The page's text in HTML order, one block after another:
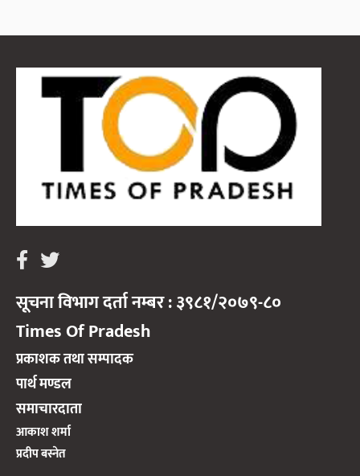
सूचना विभाग दर्ता नम्बर : ३९८१/२०७९-८०
Times Of Pradesh
प्रकाशक तथा सम्पादक
पार्थ मण्डल
समाचारदाता
आकाश शर्मा
प्रदीप बस्नेत